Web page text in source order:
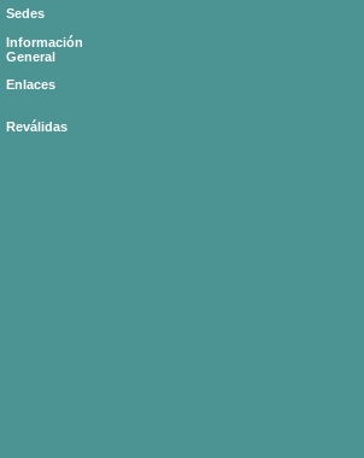
Sedes
Información
General
Enlaces
Reválidas